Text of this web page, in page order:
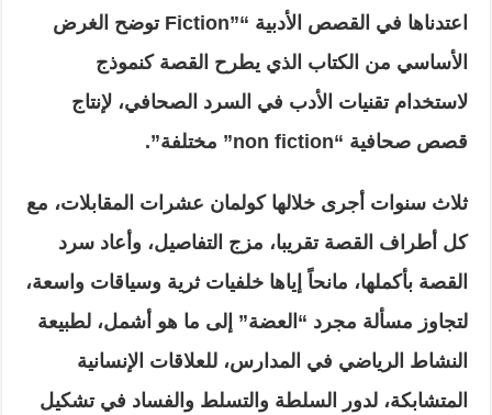
اعتدناها في القصص الأدبية “”Fiction توضح الغرض
الأساسي من الكتاب الذي يطرح القصة كنموذج
لاستخدام تقنيات الأدب في السرد الصحافي، لإنتاج
قصص صحافية “non fiction” مختلفة”.
ثلاث سنوات أجرى خلالها كولمان عشرات المقابلات، مع
كل أطراف القصة تقريبا، مزج التفاصيل، وأعاد سرد
القصة بأكملها، مانحاً إياها خلفيات ثرية وسياقات واسعة،
لتجاوز مسألة مجرد “العضة” إلى ما هو أشمل، لطبيعة
النشاط الرياضي في المدارس، للعلاقات الإنسانية
المتشابكة، لدور السلطة والتسلط والفساد في تشكيل